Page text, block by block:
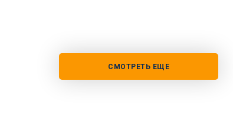
СМОТРЕТЬ ЕЩЕ